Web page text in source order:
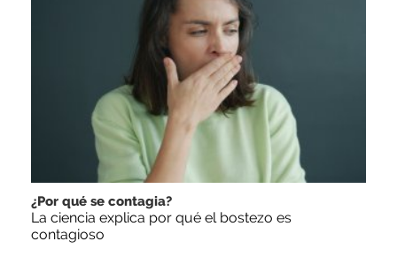
¿Por qué se contagia?
La ciencia explica por qué el bostezo es
contagioso